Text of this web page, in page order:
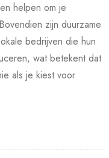
helpen om je
zijn duurzame
bedrijven die hun
wat betekent dat
als je kiest voor